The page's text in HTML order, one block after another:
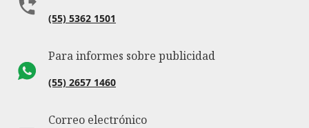
(55) 5362 1501
Para informes sobre publicidad
(55) 2657 1460
Correo electrónico